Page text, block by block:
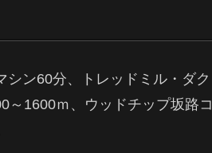
ン60分、トレッドミル・ダク
1600ｍ、ウッドチップ坂路コ